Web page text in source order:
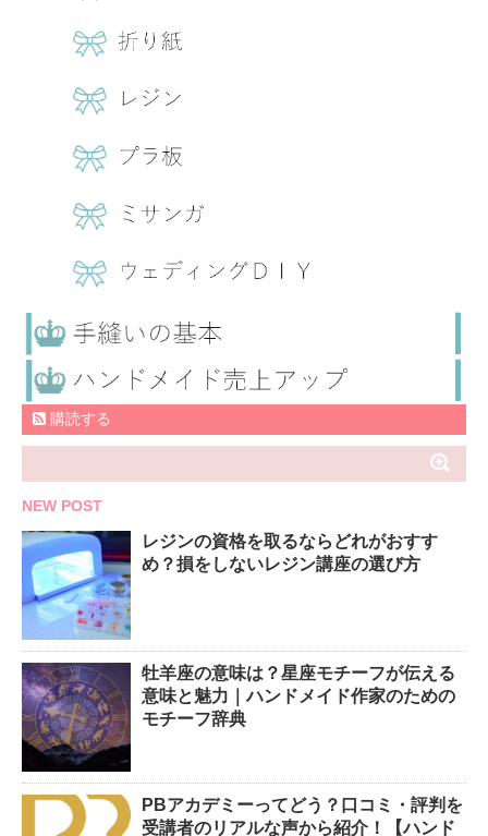
購読する
NEW POST
レジンの資格を取るならどれがおすす
め？損をしないレジン講座の選び方
牡羊座の意味は？星座モチーフが伝える
意味と魅力｜ハンドメイド作家のための
モチーフ辞典
PBアカデミーってどう？口コミ・評判を
受講者のリアルな声から紹介！【ハンド